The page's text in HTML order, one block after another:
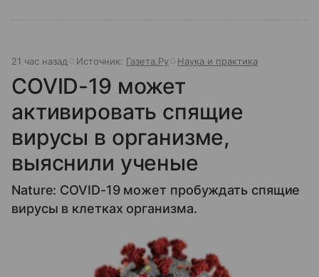
21 час назад Источник: Газета.Ру Наука и практика
COVID-19 может
активировать спящие
вирусы в организме,
выяснили ученые
Nature: COVID-19 может пробуждать спящие
вирусы в клетках организма.